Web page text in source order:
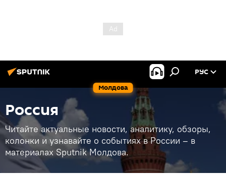
Молдова
РУС
Россия
Читайте актуальные новости, аналитику, обзоры,
колонки и узнавайте о событиях в России – в
материалах Sputnik Молдова.